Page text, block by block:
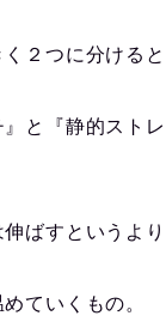
２つに分けると
』と『静的スト
ばすというより
ていくもの。